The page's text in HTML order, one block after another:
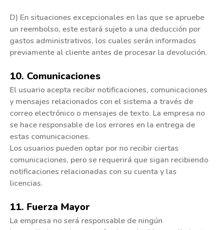
D) En situaciones excepcionales en las que se apruebe
un reembolso, este estará sujeto a una deducción por
gastos administrativos, los cuales serán informados
previamente al cliente antes de procesar la devolución.
10. Comunicaciones
El usuario acepta recibir notificaciones, comunicaciones
y mensajes relacionados con el sistema a través de
correo electrónico o mensajes de texto. La empresa no
se hace responsable de los errores en la entrega de
estas comunicaciones.
Los usuarios pueden optar por no recibir ciertas
comunicaciones, pero se requerirá que sigan recibiendo
notificaciones relacionadas con su cuenta y las
licencias.
11. Fuerza Mayor
La empresa no será responsable de ningún